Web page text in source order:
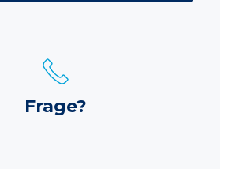
Frage?